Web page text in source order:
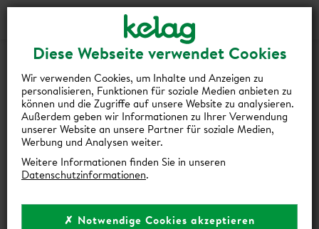
Diese Webseite verwendet Cookies
Wir verwenden Cookies, um Inhalte und Anzeigen zu
personalisieren, Funktionen für soziale Medien anbieten zu
können und die Zugriffe auf unsere Website zu analysieren.
Außerdem geben wir Informationen zu Ihrer Verwendung
unserer Website an unsere Partner für soziale Medien,
Werbung und Analysen weiter.
Weitere Informationen finden Sie in unseren
Datenschutzinformationen.
✗ Notwendige Cookies akzeptieren
Login
zurück zur Übersicht
HEIZKÖRPER UND
WÄRMEPUMPE: EIN
EFFIZIENTES DUO